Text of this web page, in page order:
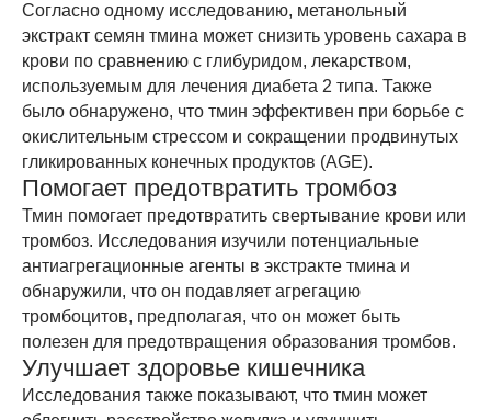
Согласно одному исследованию, метанольный
экстракт семян тмина может снизить уровень сахара в
крови по сравнению с глибуридом, лекарством,
используемым для лечения диабета 2 типа. Также
было обнаружено, что тмин эффективен при борьбе с
окислительным стрессом и сокращении продвинутых
гликированных конечных продуктов (AGE).
Помогает предотвратить тромбоз
Тмин помогает предотвратить свертывание крови или
тромбоз. Исследования изучили потенциальные
антиагрегационные агенты в экстракте тмина и
обнаружили, что он подавляет агрегацию
тромбоцитов, предполагая, что он может быть
полезен для предотвращения образования тромбов.
Улучшает здоровье кишечника
Исследования также показывают, что тмин может